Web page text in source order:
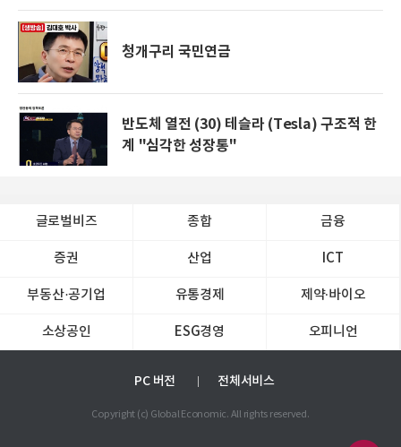
청개구리 국민연금
반도체 열전 (30) 테슬라 (Tesla) 구조적 한
계 "심각한 성장통"
글로벌비즈 종합 금융
증권 산업 ICT
부동산·공기업 유통경제 제약∙바이오
소상공인 ESG경영 오피니언
PC 버전 전체서비스
Copyright (c) Global Economic. All rights reserved.